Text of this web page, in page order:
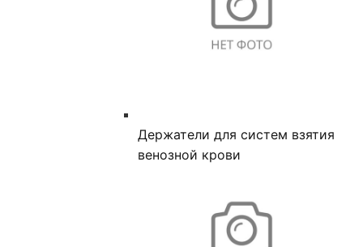
Держатели для систем взятия
венозной крови